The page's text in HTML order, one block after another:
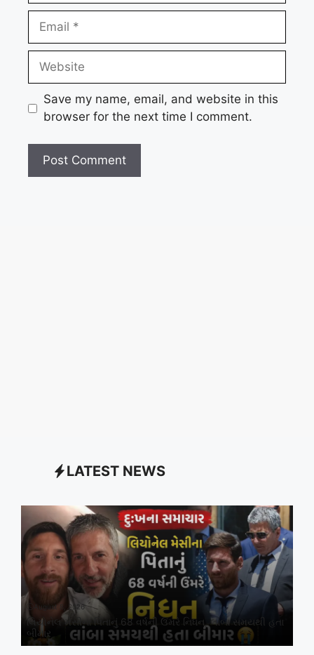
Email
Website
Save my name, email, and website in this
browser for the next time I comment.
LATEST NEWS
August 8, 2026
લિયોનેલ મેસીના પિતાનું 68 વર્ષની ઉંમરે નિધન, લાંબા સમયથી હતા
બીમાર